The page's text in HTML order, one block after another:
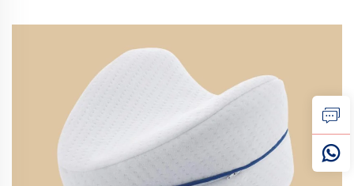
Ergonomique en Mousse à Mémoire